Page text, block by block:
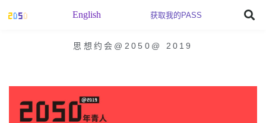
English 获取我的PASS
思想约会@2050 @ 2019